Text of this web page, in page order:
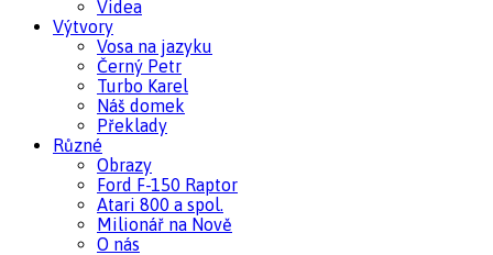
Videa
Výtvory
Vosa na jazyku
Černý Petr
Turbo Karel
Náš domek
Překlady
Různé
Obrazy
Ford F-150 Raptor
Atari 800 a spol.
Milionář na Nově
O nás